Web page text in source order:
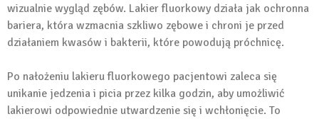
wizualnie wygląd zębów. Lakier fluorkowy działa jak ochronna
bariera, która wzmacnia szkliwo zębowe i chroni je przed
działaniem kwasów i bakterii, które powodują próchnicę.
Po nałożeniu lakieru fluorkowego pacjentowi zaleca się
unikanie jedzenia i picia przez kilka godzin, aby umożliwić
lakierowi odpowiednie utwardzenie się i wchłonięcie. To